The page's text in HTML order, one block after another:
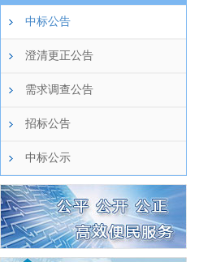
中标公告
澄清更正公告
需求调查公告
招标公告
中标公示